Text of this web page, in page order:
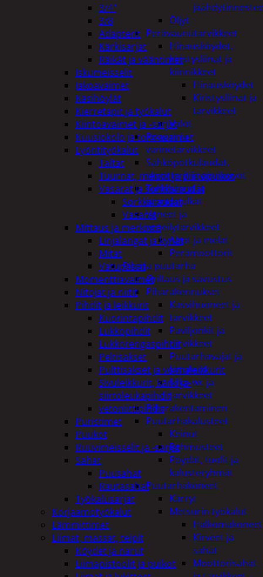
Öljyt
Perävaunutarvikkeet
Hinausköydet,
kiristysliinat ja
kiinnikkeet
Hinausköydet
Kiristysliinat ja
tarvikkeet
Valot
Rengas ja -
vannetarvikkeet
Sähköpotkulaudat,
skootterit ja ajoneuvot
Tukkikärryt ja
juontopulkat
Veneet ja
veneilytarvikkeet
Airot ja melat
Perämoottorit
Piha ja puutarha
Grillaus ja savustus
Piharakennukset
Kasvihuoneet ja
tarvikkeet
Paviljonkit ja
tarvikkeet
Puutarhavajat ja
katokset
Ulko-wc ja
tarvikkeet
Piharakentaminen
Puutarhakalusteet
Keinut
Pehmusteet
Pöydät, tuolit ja
kalusteryhmät
Puutarhakoneet
Kärryt
Metsurin työkalut
Halkomakoneet
Kirveet ja
sahat
Moottorisahat
3/4"
3/8
Adapterit
Kärkisarjat
Räikät ja vääntimet
Iskumeisselit
Jakoavaimet
Käsihöylät
Kierretapit ja työkalut
Kiintoavaimet ja -sarjat
Kuusiokolo ja torx-avaimet
Lyöntityökalut
Taltat
Tuurnat, meistit ja piirtopuikot
Vasarat ja sorkkaraudat
Sorkkaraudat
Vasarat
Mittaus ja merkintä
Linjalangat ja kynät
Mitat
Vatupassit
Momenttiavaimet
Nitojat ja niitit
Pihdit ja leikkurit
Kuorintapihdit
Lukkopihdit
Lukkorengaspihdit
Peltisakset
Pulttisakset ja voimaleikkurit
Sivuleikkurit, kärki ja-
siirtoleukapihdit
vetoniittipihdit
Puristimet
Puukot
Ruuvimeisselit ja -sarjat
Sahat
Puusahat
Rautasahat
Työkalusarjat
Korjaamotyökalut
Lämmittimet
Liimat, massat, teipit
Köydet ja narut
Liimapistoolit ja puikot